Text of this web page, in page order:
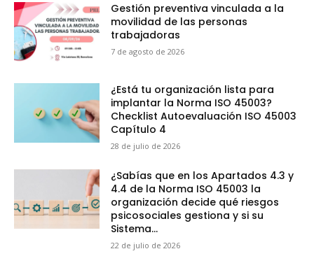
Gestión preventiva vinculada a la
movilidad de las personas
trabajadoras
7 de agosto de 2026
¿Está tu organización lista para
implantar la Norma ISO 45003?
Checklist Autoevaluación ISO 45003
Capítulo 4
28 de julio de 2026
¿Sabías que en los Apartados 4.3 y
4.4 de la Norma ISO 45003 la
organización decide qué riesgos
psicosociales gestiona y si su
Sistema...
22 de julio de 2026